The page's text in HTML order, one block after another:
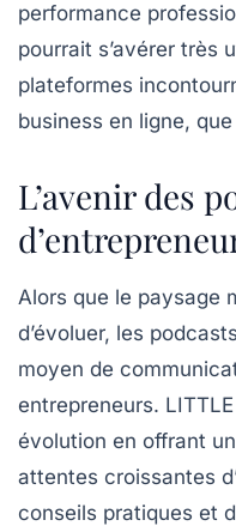
performance
pourrait s’avérer très
plateformes
business en ligne,
L’avenir des
Alors que le paysage
d’évoluer, les
moyen de
entrepreneurs.
évolution en offrant
attentes croissantes
conseils pratiques et